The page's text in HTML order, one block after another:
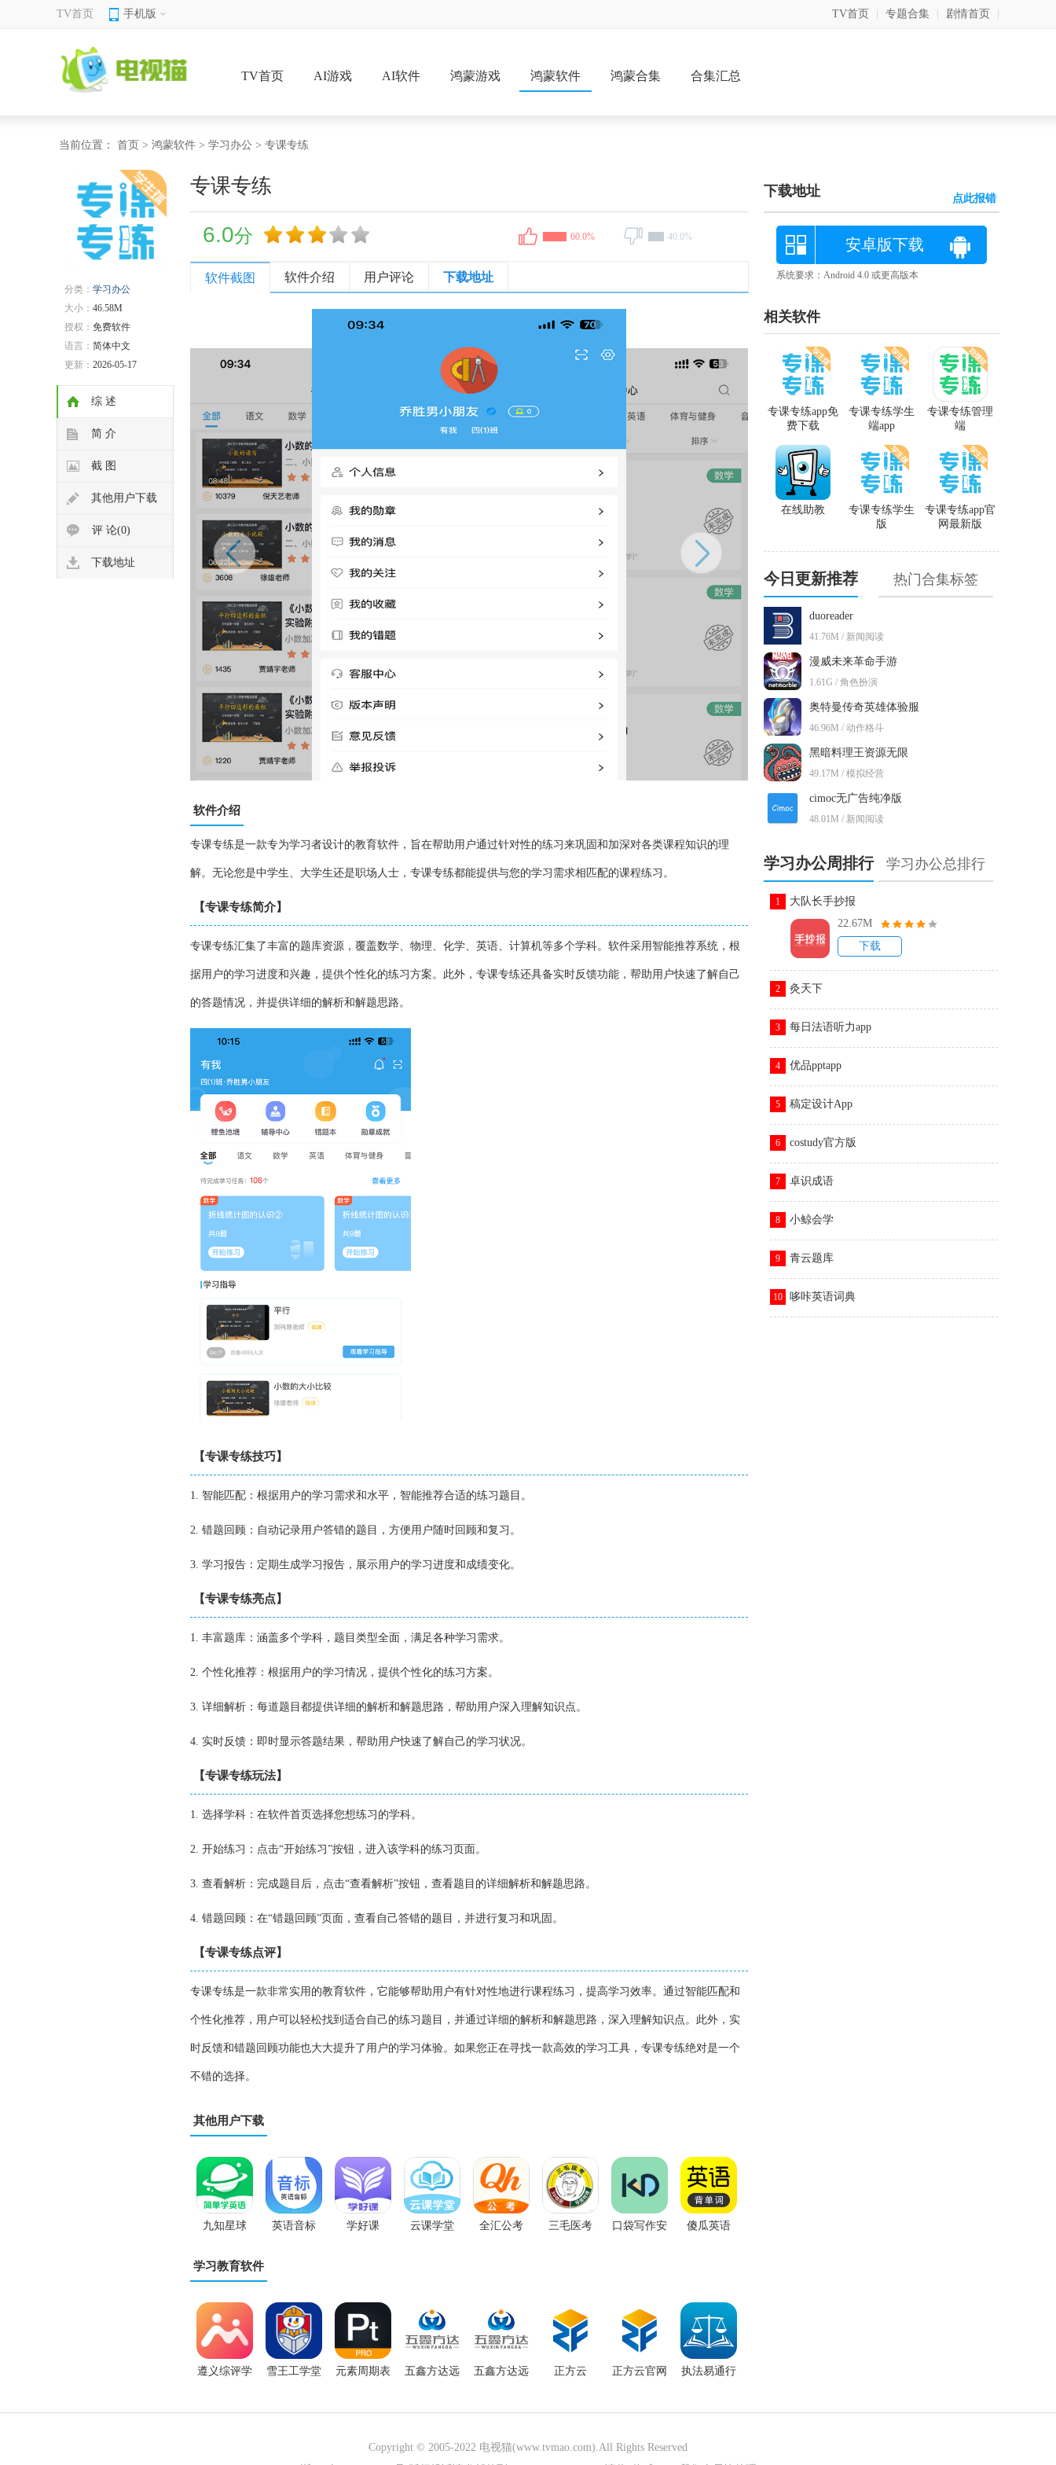
TV首页 手机版 TV首页 专题合集 剧情首页
TV首页 AI游戏 AI软件 鸿蒙游戏 鸿蒙软件 鸿蒙合集 合集汇总
当前位置： 首页 > 鸿蒙软件 > 学习办公 > 专课专练
分类： 学习办公
大小： 46.58M
授权： 免费软件
语言： 简体中文
更新： 2026-05-17
综 述
简 介
截 图
其他用户下载
评 论(0)
下载地址
专课专练
6.0分 60.0% 40.0%
软件截图 软件介绍 用户评论 下载地址
软件介绍
专课专练是一款专为学习者设计的教育软件，旨在帮助用户通过针对性的练习来巩固和加深对各类课程知识的理
解。无论您是中学生、大学生还是职场人士，专课专练都能提供与您的学习需求相匹配的课程练习。
【专课专练简介】
专课专练汇集了丰富的题库资源，覆盖数学、物理、化学、英语、计算机等多个学科。软件采用智能推荐系统，根
据用户的学习进度和兴趣，提供个性化的练习方案。此外，专课专练还具备实时反馈功能，帮助用户快速了解自己
的答题情况，并提供详细的解析和解题思路。
【专课专练技巧】
1. 智能匹配：根据用户的学习需求和水平，智能推荐合适的练习题目。
2. 错题回顾：自动记录用户答错的题目，方便用户随时回顾和复习。
3. 学习报告：定期生成学习报告，展示用户的学习进度和成绩变化。
【专课专练亮点】
1. 丰富题库：涵盖多个学科，题目类型全面，满足各种学习需求。
2. 个性化推荐：根据用户的学习情况，提供个性化的练习方案。
3. 详细解析：每道题目都提供详细的解析和解题思路，帮助用户深入理解知识点。
4. 实时反馈：即时显示答题结果，帮助用户快速了解自己的学习状况。
【专课专练玩法】
1. 选择学科：在软件首页选择您想练习的学科。
2. 开始练习：点击“开始练习”按钮，进入该学科的练习页面。
3. 查看解析：完成题目后，点击“查看解析”按钮，查看题目的详细解析和解题思路。
4. 错题回顾：在“错题回顾”页面，查看自己答错的题目，并进行复习和巩固。
【专课专练点评】
专课专练是一款非常实用的教育软件，它能够帮助用户有针对性地进行课程练习，提高学习效率。通过智能匹配和
个性化推荐，用户可以轻松找到适合自己的练习题目，并通过详细的解析和解题思路，深入理解知识点。此外，实
时反馈和错题回顾功能也大大提升了用户的学习体验。如果您正在寻找一款高效的学习工具，专课专练绝对是一个
不错的选择。
其他用户下载
九知星球 英语音标 学好课 云课学堂 全汇公考 三毛医考 口袋写作安 傻瓜英语
学习教育软件
遵义综评学 雪王工学堂 元素周期表 五鑫方达远 五鑫方达远 正方云 正方云官网 执法易通行
下载地址 点此报错
安卓版下载
系统要求：Android 4.0 或更高版本
相关软件
专课专练管理
端
专课专练学生
端app
专课专练app免
费下载
专课专练app官
网最新版
专课专练学生
版
在线助教
今日更新推荐 热门合集标签
duoreader
41.76M / 新闻阅读
漫威未来革命手游
1.61G / 角色扮演
奥特曼传奇英雄体验服
46.96M / 动作格斗
黑暗料理王资源无限
49.17M / 模拟经营
cimoc无广告纯净版
48.01M / 新闻阅读
学习办公周排行 学习办公总排行
1
大队长手抄报
22.67M
下载
2 灸天下
3 每日法语听力app
4 优品pptapp
5 稿定设计App
6 costudy官方版
7 卓识成语
8 小鲸会学
9 青云题库
10 哆咔英语词典
Copyright © 2005-2022 电视猫(www.tvmao.com).All Rights Reserved